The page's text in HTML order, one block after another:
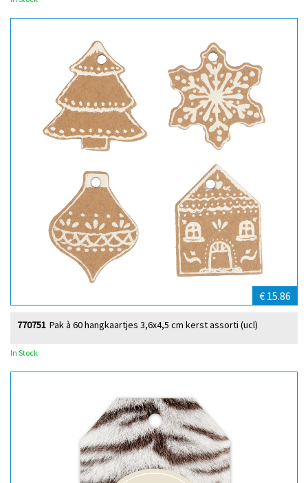
€ 15.86
Pak à 60 hangkaartjes 3,6x4,5 cm kerst assorti (ucl)
770751
In Stock